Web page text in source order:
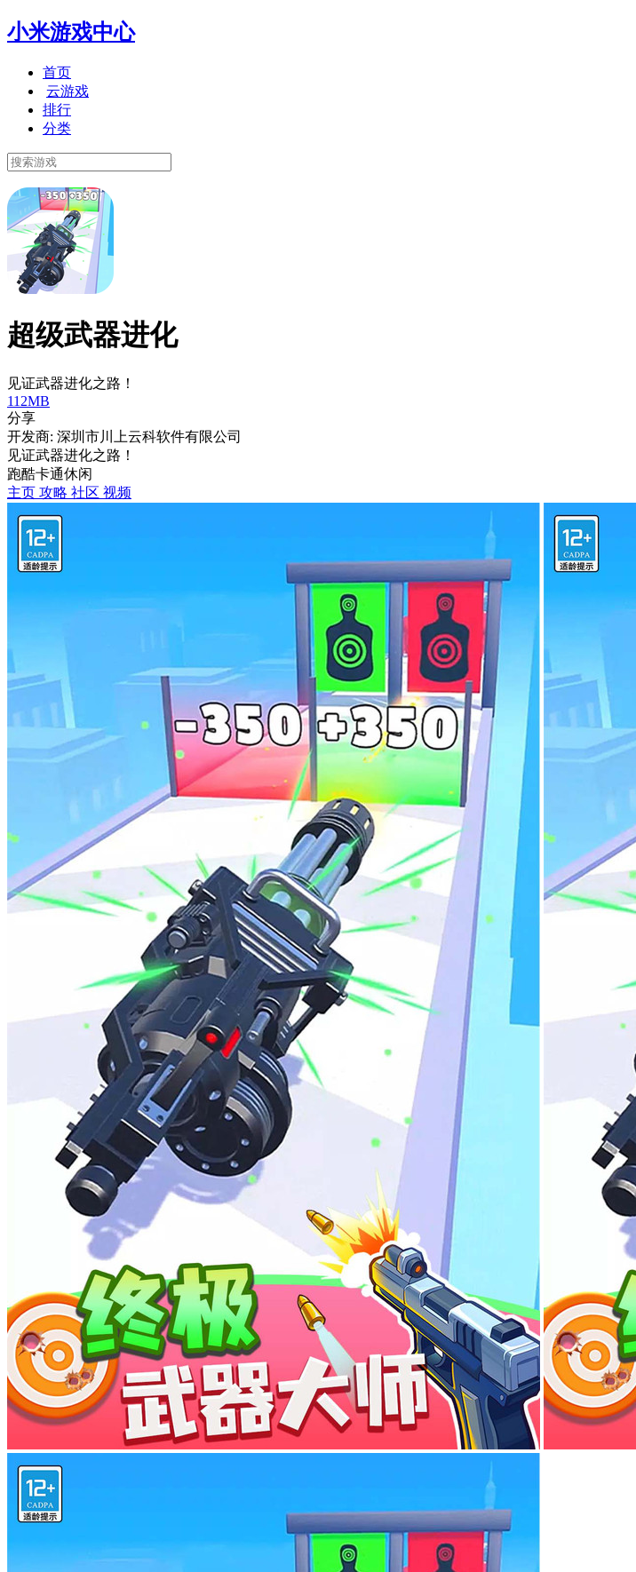
小米游戏中心
首页
云游戏
排行
分类
超级武器进化
见证武器进化之路！
112MB
分享
开发商: 深圳市川上云科软件有限公司
见证武器进化之路！
跑酷卡通休闲
主页 攻略 社区 视频